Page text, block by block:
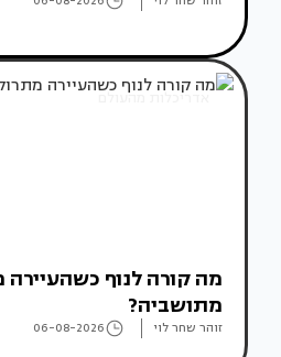
אדריכלות מהעולם
מה קורה לנוף
מתושביה?
זוהר שחר לוי 06-08-2026